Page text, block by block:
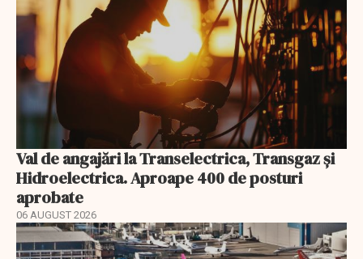
Val de angajări la Transelectrica, Transgaz și
Hidroelectrica. Aproape 400 de posturi
aprobate
06 AUGUST 2026